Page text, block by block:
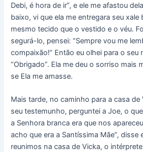
Debi, é hora de ir”, e ele me afastou
baixo, vi que ela me entregara seu
mesmo tecido que o vestido e o véu.
segurá-lo, pensei: “Sempre vou me
compaixão!” Então eu olhei para o seu
“Obrigado”. Ela me deu o sorriso mais
se Ela me amasse.
Mais tarde, no caminho para a casa de
seu testemunho, perguntei a Joe, o
a Senhora branca era que nos
acho que era a Santíssima Mãe”, disse
reunimos na casa de Vicka, o